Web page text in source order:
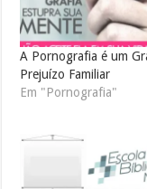
A Pornografia é um
Prejuízo Familiar
Em "Pornografia"